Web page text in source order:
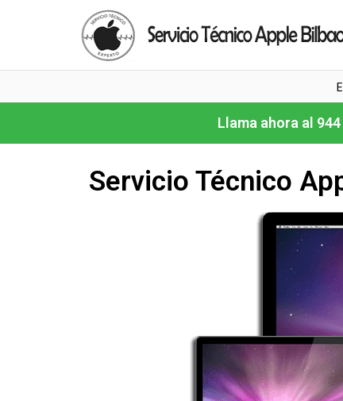
Llama ahora al 944
Servicio Técnico